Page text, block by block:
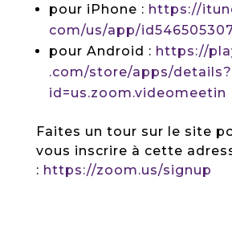
pour iPhone : https://
com/us/app/
pour Android : https://
.com/store/apps/details?
id=us.zoom.videomeetin
Faites un tour sur le site
vous inscrire à cette
: https://zoom.us/signup